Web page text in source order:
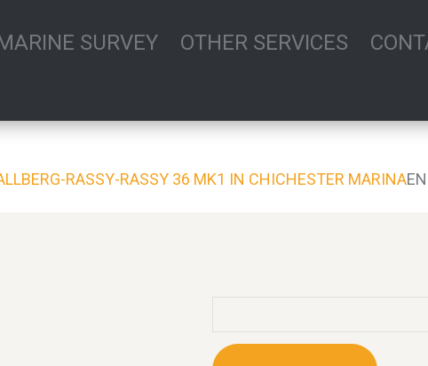
SURVEY OTHER SERVICES
RASSY-RASSY 36 MK1 IN CHICHESTER MARINA